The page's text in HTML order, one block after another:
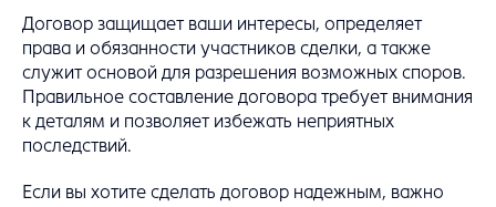
Договор защищает ваши интересы, определяет
права и обязанности участников сделки, а также
служит основой для разрешения возможных споров.
Правильное составление договора требует внимания
к деталям и позволяет избежать неприятных
последствий.
Если вы хотите сделать договор надежным, важно